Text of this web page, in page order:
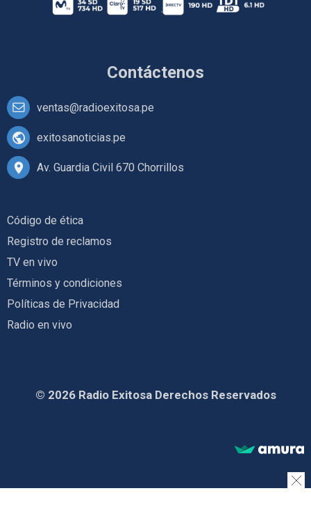
Contáctenos
ventas@radioexitosa.pe
exitosanoticias.pe
Av. Guardia Civil 670 Chorrillos
Código de ética
Registro de reclamos
TV en vivo
Términos y condiciones
Políticas de Privacidad
Radio en vivo
© 2026 Radio Exitosa Derechos Reservados